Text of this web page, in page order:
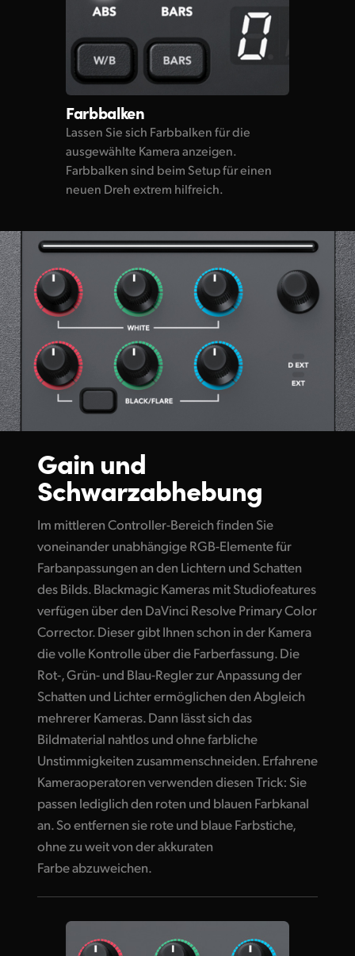
Farbbalken
Lassen Sie sich Farbbalken für die
ausgewählte Kamera anzeigen.
Farbbalken sind beim Setup für einen
neuen Dreh extrem hilfreich.
Gain und
Schwarzabhebung
Im mittleren Controller-Bereich finden Sie
voneinander unabhängige RGB-Elemente für
Farbanpassungen an den Lichtern und Schatten
des Bilds. Blackmagic Kameras mit Studiofeatures
verfügen über den DaVinci Resolve Primary Color
Corrector. Dieser gibt Ihnen schon in der Kamera
die volle Kontrolle über die Farberfassung. Die
Rot-, Grün- und Blau-Regler zur Anpassung der
Schatten und Lichter ermöglichen den Abgleich
mehrerer Kameras. Dann lässt sich das
Bildmaterial nahtlos und ohne farbliche
Unstimmigkeiten zusammenschneiden. Erfahrene
Kameraoperatoren verwenden diesen Trick: Sie
passen lediglich den roten und blauen Farbkanal
an. So entfernen sie rote und blaue Farbstiche,
ohne zu weit von der akkuraten
Farbe abzuweichen.